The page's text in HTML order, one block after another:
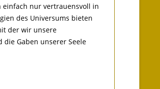
einfach nur vertrauensvoll in
des Universums bieten
der wir unsere
Gaben unserer Seele